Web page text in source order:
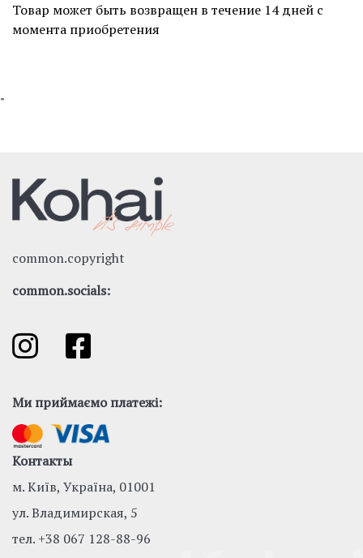
Товар может быть возвращен в течение 14 дней с
момента приобретения
"
common.copyright
common.socials:
Ми приймаємо платежі:
Контакты
м. Київ, Україна, 01001
ул. Владимирская, 5
тел. +38 067 128-88-96